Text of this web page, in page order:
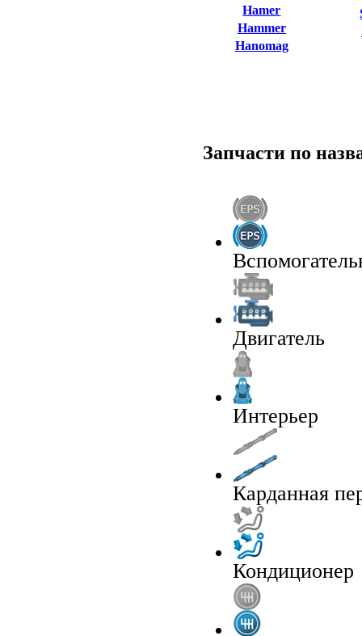
Hamer
Hammer
Hanomag
Запчасти по
Двигатель
Интерьер
Карданная
Кондиционер